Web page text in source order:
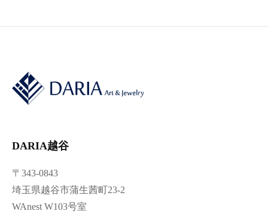
DARIA越谷
〒343-0843
埼玉県越谷市蒲生茜町23-2
WAnest W103号室